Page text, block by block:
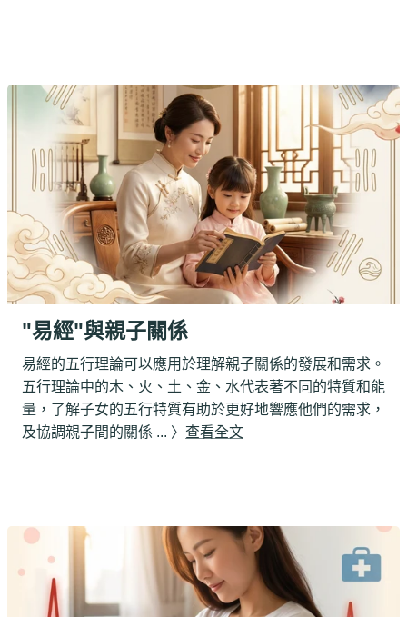
"易經"與親子關係
易經的五行理論可以應用於理解親子關係的發展和需求。
五行理論中的木、火、土、金、水代表著不同的特質和能
量，了解子女的五行特質有助於更好地響應他們的需求，
及協調親子間的關係 ... 〉 查看全文